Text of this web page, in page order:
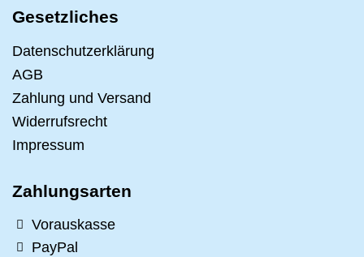
Gesetzliches
Datenschutzerklärung
AGB
Zahlung und Versand
Widerrufsrecht
Impressum
Zahlungsarten
Vorauskasse
PayPal